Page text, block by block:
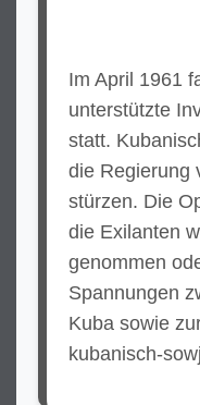
Im April 1961
unterstützte
statt.
die Regierung
stürzen. Die
die Exilanten
genommen
Spannungen
Kuba sowie
kubanisch-